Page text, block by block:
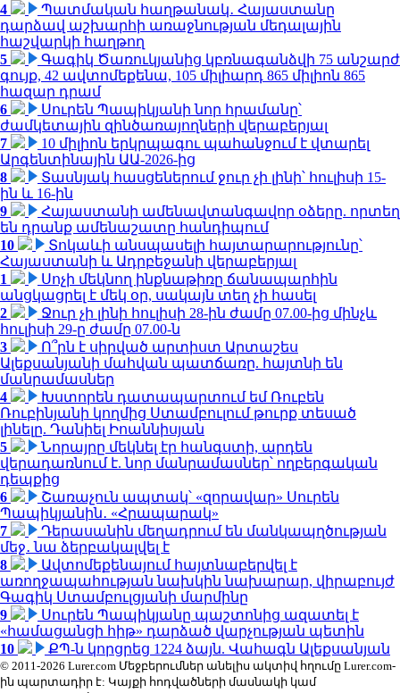
4
Պատմական հաղթանակ․ Հայաստանը
դարձավ աշխարհի առաջնության մեդալային
հաշվարկի հաղթող
5
Գագիկ Ծառուկյանից կբռնագանձվի 75 անշարժ
գույք, 42 ավտոմեքենա, 105 միլիարդ 865 միլիոն 865
հազար դրամ
6
Սուրեն Պապիկյանի նոր հրամանը՝
ժամկետային զինծառայողների վերաբերյալ
7
10 միլիոն երկրպագու պահանջում է վտարել
Արգենտինային ԱԱ-2026-ից
8
Տասնյակ հասցեներում ջուր չի լինի՝ հուլիսի 15-
ին և 16-ին
9
Հայաստանի ամենավտանգավոր օձերը. որտեղ
են դրանք ամենաշատը հանդիպում
10
Տոկաևի անսպասելի հայտարարությունը՝
Հայաստանի և Ադրբեջանի վերաբերյալ
1
Սոչի մեկնող ինքնաթիռը ճանապարհին
անցկացրել է մեկ օր, սակայն տեղ չի հասել
2
Ջուր չի լինի հուլիսի 28-ին ժամը 07.00-ից մինչև
հուլիսի 29-ը ժամը 07.00-ն
3
Ո՞րն է սիրված արտիստ Արտաշես
Ալեքսանյանի մահվան պատճառը. հայտնի են
մանրամասներ
4
Խստորեն դատապարտում եմ Ռուբեն
Ռուբինյանի կողմից Ստամբուլում թուրք տեսած
լինելը. Դանիել Իոաննիսյան
5
Նորայրը մեկնել էր հանգստի, արդեն
վերադառնում է. նոր մանրամասներ՝ ողբերգական
դեպքից
6
Շառաչուն ապտակ՝ «զորավար» Սուրեն
Պապիկյանին․ «Հրապարակ»
7
Դերասանին մեղադրում են մանկապղծության
մեջ․ նա ձերբակալվել է
8
Ավտոմեքենայում հայտնաբերվել է
առողջապահության նախկին նախարար, վիրաբույժ
Գագիկ Ստամբուլցյանի մարմինը
9
Սուրեն Պապիկյանը պաշտոնից ազատել է
«համացանցի հիթ» դարձած վարչության պետին
10
ՔՊ-ն կորցրեց 1224 ձայն. Վահագն Ալեքսանյան
© 2011-2026 Lurer.com Մեջբերումներ անելիս ակտիվ հղումը Lurer.com-
ին պարտադիր է: Կայքի հոդվածների մասնակի կամ